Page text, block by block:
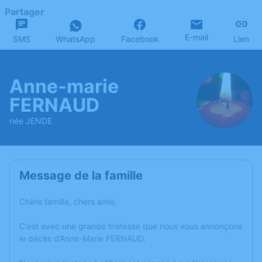
Partager
SMS WhatsApp Facebook E-mail Lien
Anne-marie
FERNAUD
née JENDE
Message de la famille
Chère famille, chers amis,
C'est avec une grande tristesse que nous vous annonçons
le décès d’Anne-Marie FERNAUD.